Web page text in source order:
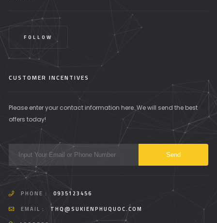
FOLLOW
CUSTOMER INCENTIVES
Please enter your contact information here. We will send the best
offers today!
PHONE :
0935123456
EMAIL :
THQ@SUKIENPHUQUOC.COM